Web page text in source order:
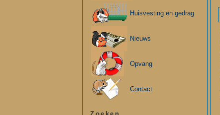
Huisvesting en gedrag
Nieuws
Opvang
Contact